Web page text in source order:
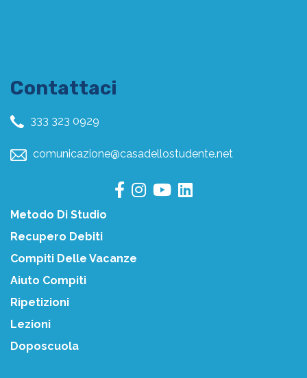
Contattaci
333 323 0929
comunicazione@casadellostudente.net
Metodo Di Studio
Recupero Debiti
Compiti Delle Vacanze
Aiuto Compiti
Ripetizioni
Lezioni
Doposcuola